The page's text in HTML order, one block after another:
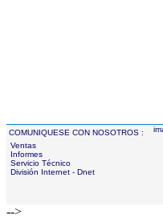
COMUNIQUESE CON NOSOTROS :
Ventas
Informes
Servicio Técnico
División Internet - Dnet
-->